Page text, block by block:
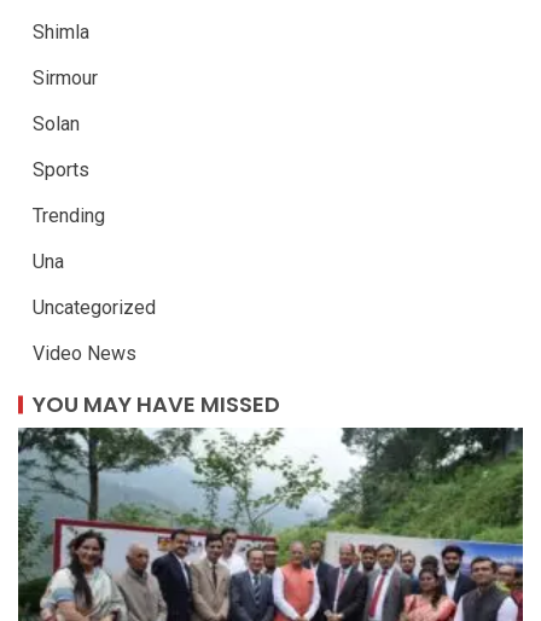
Shimla
Sirmour
Solan
Sports
Trending
Una
Uncategorized
Video News
YOU MAY HAVE MISSED